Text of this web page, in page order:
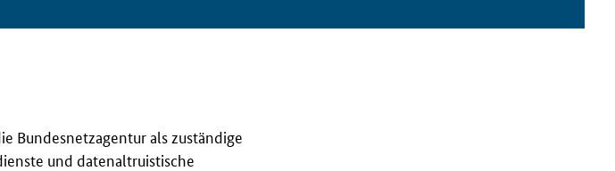
Bundesnetzagentur als zuständige
und datenaltruistische